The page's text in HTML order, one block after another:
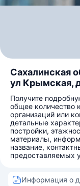
Сахалинская
ул Крымская,
Получите
общее количество
организаций или
детальные
постройки,
материалы,
название,
предоставляемых
Информация о